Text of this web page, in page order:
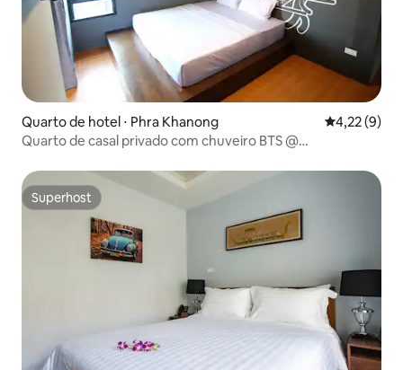
Quarto de hotel ⋅ Phra Khanong 4,22 de
4,22 (9)
Quarto de casal privado com chuveiro BTS @
Superhost
Superhost